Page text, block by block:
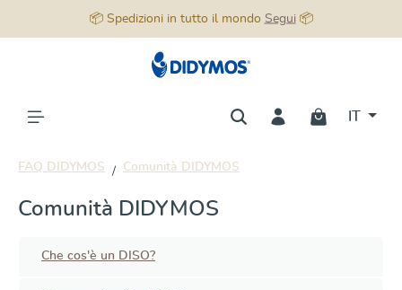
📦 Spedizioni in tutto il mondo Segui📦
FAQ DIDYMOS Comunità DIDYMOS
Comunità DIDYMOS
Che cos'è un DISO?